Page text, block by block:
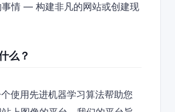
事情 — 构建非凡的网站或创建现
么？
使用先进机器学习算法帮助您